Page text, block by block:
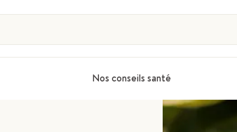
Nos conseils santé